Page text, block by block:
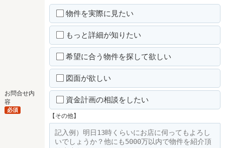
お問合せ内
容
必須
物件を実際に見たい
もっと詳細が知りたい
希望に合う物件を探して欲しい
図面が欲しい
資金計画の相談をしたい
【その他】